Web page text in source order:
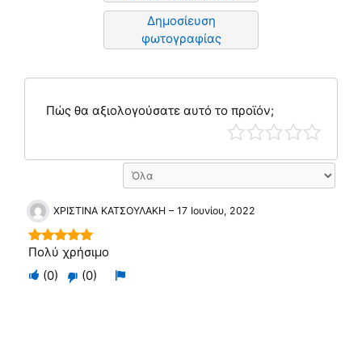
Δημοσίευση
φωτογραφίας
Πώς θα αξιολογούσατε αυτό το προϊόν;
5out of 5
ΧΡΙΣΤΙΝΑ ΚΑΤΣΟΥΛΑΚΗ – 17 Ιουνίου, 2022
Πολύ χρήσιμο
Ψηφίστε
(0)
Ψηφίστε
(0)
Flag